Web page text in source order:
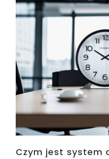
Czym jest system